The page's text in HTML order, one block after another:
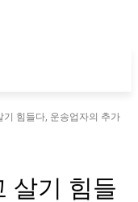
힘들다, 운송업자의 추가
살기 힘들